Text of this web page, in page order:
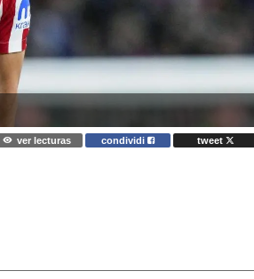
ver lecturas condividi tweet